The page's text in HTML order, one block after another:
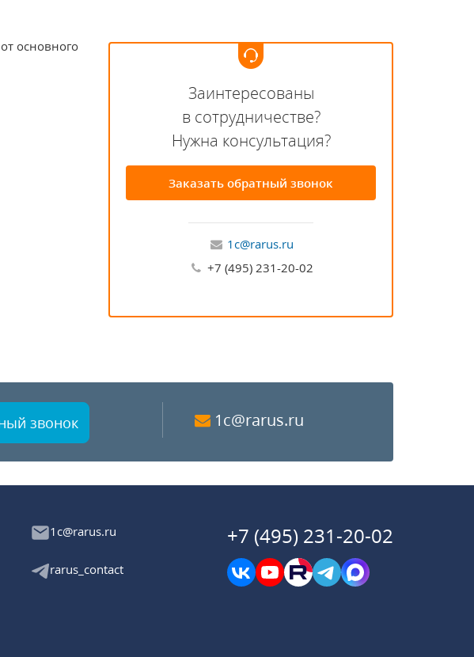
основного
Заинтересованы
в сотрудничестве?
Нужна консультация?
Заказать обратный звонок
1c@rarus.ru
+7 (495) 231-20-02
звонок 1c@rarus.ru
1c@rarus.ru
rarus_contact
+7 (495) 231-20-02